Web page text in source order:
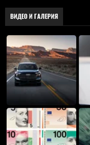
ВИДЕО И ГАЛЕРИЯ